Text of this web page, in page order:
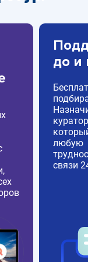
до и
любую
связи